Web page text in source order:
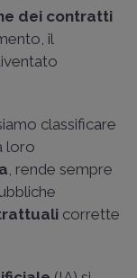
dei contratti
il
classificare
loro
, rende sempre
corrette